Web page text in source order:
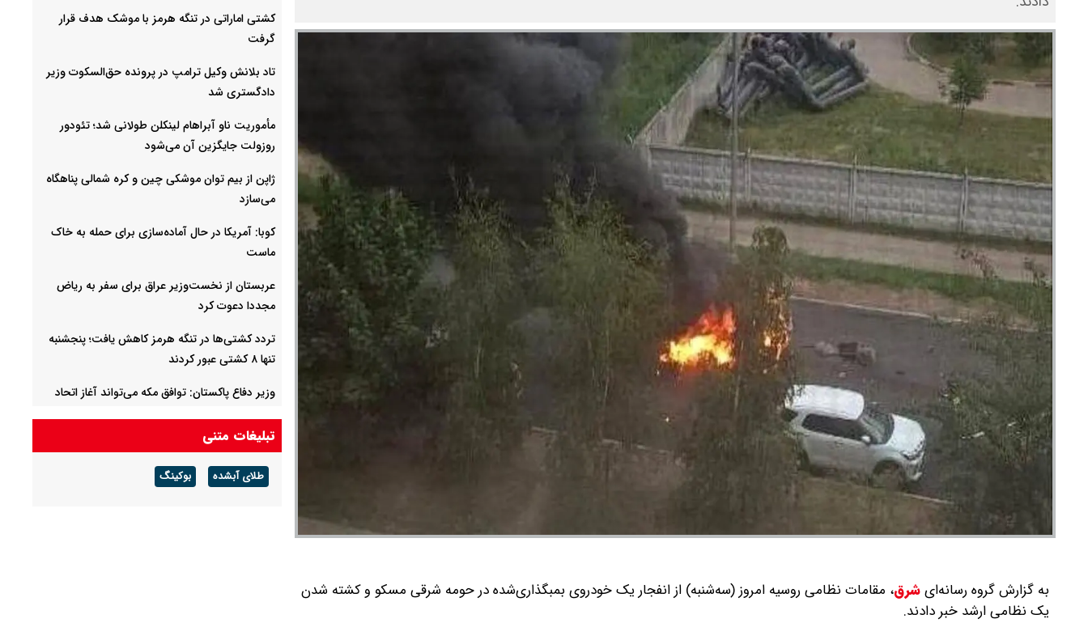
به گزارش گروه رسانه‌ایشرق، مقامات نظامی روسیه امروز (سه‌شنبه) از انفجار یک خودروی بمبگذاری‌شده در حومه شرقی مسکو و کشته شدن
یک نظامی ارشد خبر دادند.
کشتی اماراتی در تنگه هرمز با موشک هدف قرار
گرفت
تاد بلانش وکیل ترامپ در پرونده حق‌السکوت وزیر
دادگستری شد
مأموریت ناو آبراهام لینکلن طولانی شد؛ تئودور
روزولت جایگزین آن می‌شود
ژاپن از بیم توان موشکی چین و کره شمالی پناهگاه
می‌سازد
کوبا: آمریکا در حال آماده‌سازی برای حمله به خاک
ماست
عربستان از نخست‌وزیر عراق برای سفر به ریاض
مجددا دعوت کرد
تردد کشتی‌ها در تنگه هرمز کاهش یافت؛ پنجشنبه
تنها ۸ کشتی عبور کردند
وزیر دفاع پاکستان: توافق مکه می‌تواند آغاز اتحاد
سایر کشورهای اسلامی بسته باشد
۱۱ سناتور آمریکایی قطعنامه توقف جنگ با ایران را
ارائه کردند
تبلیغات متنی
طلای آبشده بوکینگ